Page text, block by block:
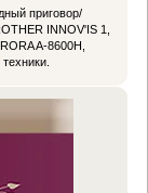
приговор/
INNOV'IS 1,
A-8600H,